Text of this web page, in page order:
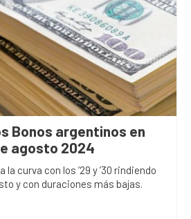
Bonos argentinos en
agosto 2024
curva con los ’29 y ’30 rindiendo
y con duraciones más bajas.